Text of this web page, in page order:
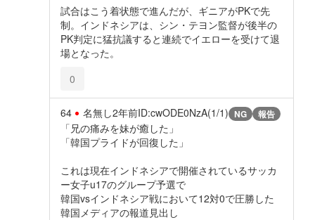
試合はこう着状態で進んだが、ギニアがPKで先
制。インドネシアは、シン・テヨン監督が後半の
PK判定に猛抗議すると連続でイエローを受けて退
場となった。
0
64 名無し2年前ID:cwODE0NzA(1/1) NG 報告
「兄の痛みを妹が癒した」
「韓国プライドが回復した」
これは現在インドネシアで開催されているサッカ
ー女子u17のグループ予選で
韓国vsインドネシア戦において12対0で圧勝した
韓国メディアの報道見出し